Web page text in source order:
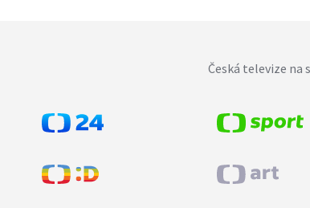
Česká televize na